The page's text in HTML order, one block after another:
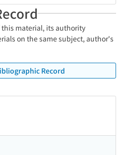
this material, its authority
on the same subject, author's
Record